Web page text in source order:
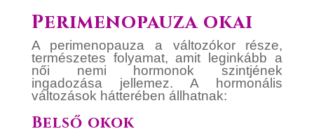
Perimenopauza okai
A perimenopauza a változókor része,
természetes folyamat, amit leginkább a
női nemi hormonok szintjének
ingadozása jellemez. A hormonális
változások hátterében állhatnak:
Belső okok